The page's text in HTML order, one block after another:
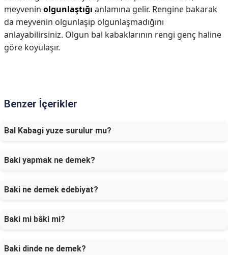
meyvenin olgunlaştığı anlamına gelir. Rengine bakarak
da meyvenin olgunlaşıp olgunlaşmadığını
anlayabilirsiniz. Olgun bal kabaklarının rengi genç haline
göre koyulaşır.
Benzer İçerikler
Bal Kabagi yuze surulur mu?
Baki yapmak ne demek?
Baki ne demek edebiyat?
Baki mi bâki mi?
Baki dinde ne demek?